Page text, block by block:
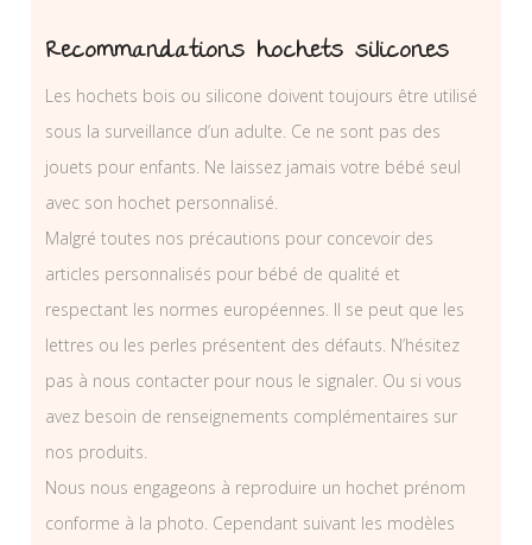
Recommandations hochets silicones
Les hochets bois ou silicone doivent toujours être utilisé
sous la surveillance d’un adulte. Ce ne sont pas des
jouets pour enfants. Ne laissez jamais votre bébé seul
avec son hochet personnalisé.
Malgré toutes nos précautions pour concevoir des
articles personnalisés pour bébé de qualité et
respectant les normes européennes. Il se peut que les
lettres ou les perles présentent des défauts. N’hésitez
pas à nous contacter pour nous le signaler. Ou si vous
avez besoin de renseignements complémentaires sur
nos produits.
Nous nous engageons à reproduire un hochet prénom
conforme à la photo. Cependant suivant les modèles